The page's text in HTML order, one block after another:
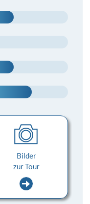
Bilder
zur Tour